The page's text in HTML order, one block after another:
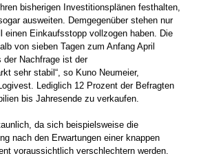
bisherigen Investitionsplänen festhalten,
ausweiten. Demgegenüber stehen nur
einen Einkaufsstopp vollzogen haben. Die
von sieben Tagen zum Anfang April
der Nachfrage ist der
sehr stabil“, so Kuno Neumeier,
Lediglich 12 Prozent der Befragten
bis Jahresende zu verkaufen.
da sich beispielsweise die
nach den Erwartungen einer knappen
voraussichtlich verschlechtern werden.